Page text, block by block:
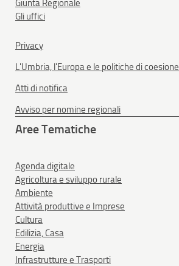
Giunta Regionale
Gli uffici
Privacy
L'Umbria, l'Europa e le politiche di coesione
Atti di notifica
Avviso per nomine regionali
Aree Tematiche
Agenda digitale
Agricoltura e sviluppo rurale
Ambiente
Attività produttive e Imprese
Cultura
Edilizia, Casa
Energia
Infrastrutture e Trasporti